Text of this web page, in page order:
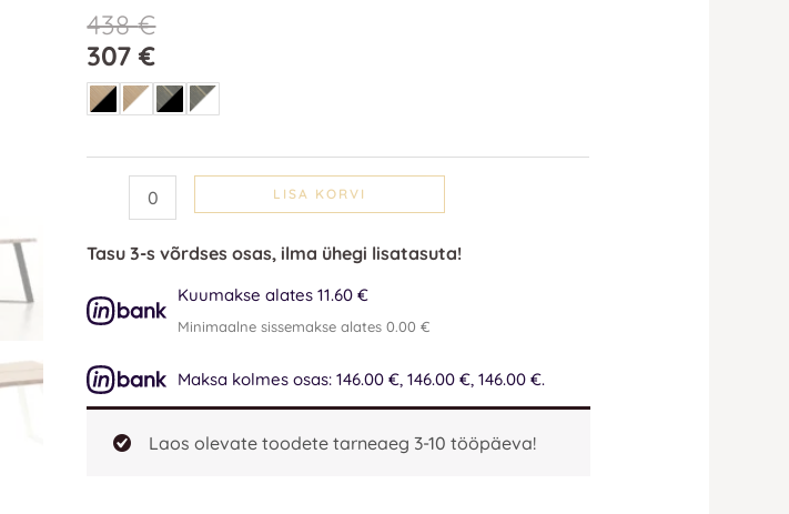
438€
307€
kogus
LISA KORVI
Tasu 3-s võrdses osas, ilma ühegi lisatasuta!
Kuumakse alates 11.60 €
Minimaalne sissemakse alates 0.00 €
Maksa kolmes osas: 146.00 €, 146.00 €, 146.00 €.
Laos olevate toodete tarneaeg 3-10 tööpäeva!